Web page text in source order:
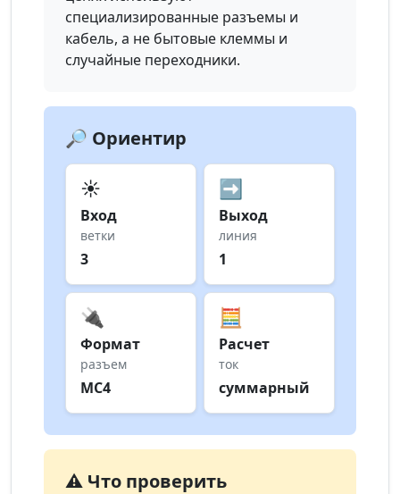
специализированные разъемы и
кабель, а не бытовые клеммы и
случайные переходники.
🔎 Ориентир
☀️
Вход
ветки
3
➡️
Выход
линия
1
🔌
Формат
разъем
MC4
🧮
Расчет
ток
суммарный
⚠️ Что проверить